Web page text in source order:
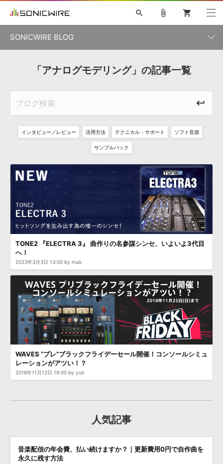
ソフト音源 »
プラグイン・エフェクト »
サンプルパック »
ソフトウェア／ツール »
DAW »
効果音 »
BGM »
キャンペーン »
特集 »
ニュースレター »
DTMガイド »
FAQ »
お問い合わせ »
音楽カード製作サービス
楽曲配信流通サービス
次世代型ボーカル・エディタ
APS 映像のBGM・セリフを音声分離
SLS 音素材の制作・ ライセンス提供
search
初音ミク V4X 鏡音リン・レン V4X
巡音ルカ V4X
SYLENTH1
VOCALOID VIENNA
ライセンスフリーBGM
TOONTRACK
DUBSTEP
ELECTRONICA EDM TRANCE ROUTER.FM
プラグイン・エフェクト
ソフトウェア／ツール 効果音 BGM
attach_file shopping_cart
SONICWIRE BLOG
カテゴリ一覧
記事一覧
「アナログモデリング」の記事一覧
インタビュー／レビュー 活用方法 テクニカル・サポート ソフト音源
サンプルパック
TONE2 『ELECTRA 3』 曲作りの名参謀シンセ、いよいよ3代目
へ！
2023年3月3日 13:00 by mak
WAVES “プレ”ブラックフライデーセール開催！コンソールシミュ
レーションがアツい！？
2018年11月12日 19:00 by yuk
人気記事
音楽配信の年会費、払い続けますか？｜更新費用0円で自作曲を
永久に残す方法